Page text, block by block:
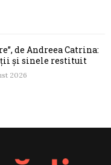
de Andreea Catrina:
și sinele restituit
2026